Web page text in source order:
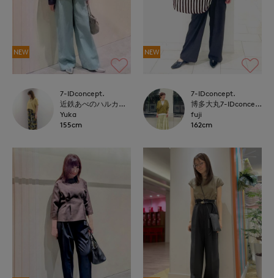
NEW
7-IDconcept.
近鉄あべのハルカス7-IDconcept.
Yuka
155cm
NEW
7-IDconcept.
博多大丸7-IDconcept.
fuji
162cm